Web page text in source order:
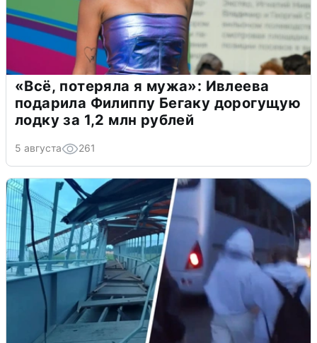
«Всё, потеряла я мужа»: Ивлеева
подарила Филиппу Бегаку дорогущую
лодку за 1,2 млн рублей
5 августа 261